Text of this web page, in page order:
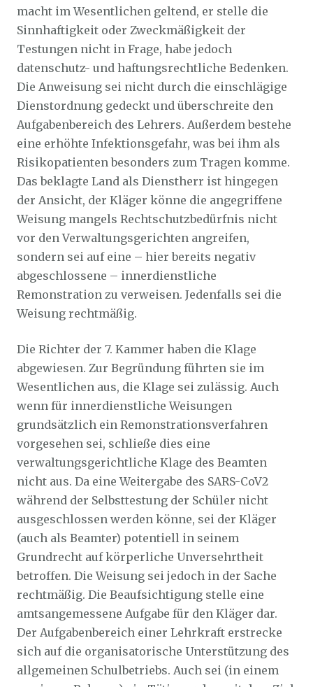
macht im Wesentlichen geltend, er stelle die
Sinnhaftigkeit oder Zweckmäßigkeit der
Testungen nicht in Frage, habe jedoch
datenschutz- und haftungsrechtliche Bedenken.
Die Anweisung sei nicht durch die einschlägige
Dienstordnung gedeckt und überschreite den
Aufgabenbereich des Lehrers. Außerdem bestehe
eine erhöhte Infektionsgefahr, was bei ihm als
Risikopatienten besonders zum Tragen komme.
Das beklagte Land als Dienstherr ist hingegen
der Ansicht, der Kläger könne die angegriffene
Weisung mangels Rechtschutzbedürfnis nicht
vor den Verwaltungsgerichten angreifen,
sondern sei auf eine – hier bereits negativ
abgeschlossene – innerdienstliche
Remonstration zu verweisen. Jedenfalls sei die
Weisung rechtmäßig.
Die Richter der 7. Kammer haben die Klage
abgewiesen. Zur Begründung führten sie im
Wesentlichen aus, die Klage sei zulässig. Auch
wenn für innerdienstliche Weisungen
grundsätzlich ein Remonstrationsverfahren
vorgesehen sei, schließe dies eine
verwaltungsgerichtliche Klage des Beamten
nicht aus. Da eine Weitergabe des SARS-CoV2
während der Selbsttestung der Schüler nicht
ausgeschlossen werden könne, sei der Kläger
(auch als Beamter) potentiell in seinem
Grundrecht auf körperliche Unversehrtheit
betroffen. Die Weisung sei jedoch in der Sache
rechtmäßig. Die Beaufsichtigung stelle eine
amtsangemessene Aufgabe für den Kläger dar.
Der Aufgabenbereich einer Lehrkraft erstrecke
sich auf die organisatorische Unterstützung des
allgemeinen Schulbetriebs. Auch sei (in einem